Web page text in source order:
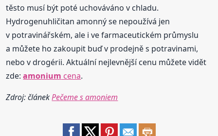
těsto musí být poté uchováváno v chladu.
Hydrogenuhličitan amonný se nepoužívá jen
v potravinářském, ale i ve farmaceutickém průmyslu
a můžete ho zakoupit buď v prodejně s potravinami,
nebo v drogérii. Aktuální nejlevnější cenu můžete vidět
zde:amonium cena.
Zdroj: článekPečeme s amoniem